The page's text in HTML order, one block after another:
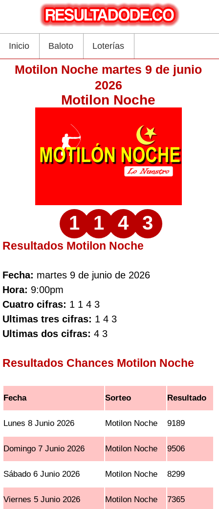
Inicio Baloto Loterías
Motilon Noche martes 9 de junio
2026
Motilon Noche
1 1 4 3
Resultados Motilon Noche
Fecha: martes 9 de junio de 2026
Hora: 9:00pm
Cuatro cifras: 1 1 4 3
Ultimas tres cifras: 1 4 3
Ultimas dos cifras: 4 3
Resultados Chances Motilon Noche
Fecha Sorteo Resultado
Lunes 8 Junio 2026 Motilon Noche 9189
Domingo 7 Junio 2026 Motilon Noche 9506
Sábado 6 Junio 2026 Motilon Noche 8299
Viernes 5 Junio 2026 Motilon Noche 7365